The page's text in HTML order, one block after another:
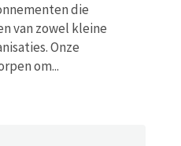
die
van zowel kleine
Onze
om...